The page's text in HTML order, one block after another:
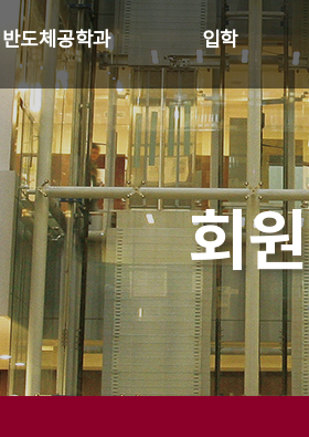
반도체공학과
과장 인사말
혁
과 개요
하이닉스
수진 소개
정실 소개
입학
모집안내
입학생 특전
홍보자료
회원